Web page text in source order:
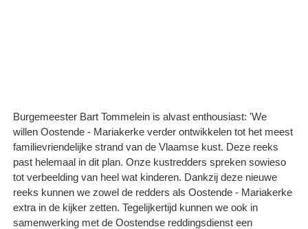
Burgemeester Bart Tommelein is alvast enthousiast: 'We
willen Oostende - Mariakerke verder ontwikkelen tot het meest
familievriendelijke strand van de Vlaamse kust. Deze reeks
past helemaal in dit plan. Onze kustredders spreken sowieso
tot verbeelding van heel wat kinderen. Dankzij deze nieuwe
reeks kunnen we zowel de redders als Oostende - Mariakerke
extra in de kijker zetten. Tegelijkertijd kunnen we ook in
samenwerking met de Oostendse reddingsdienst een